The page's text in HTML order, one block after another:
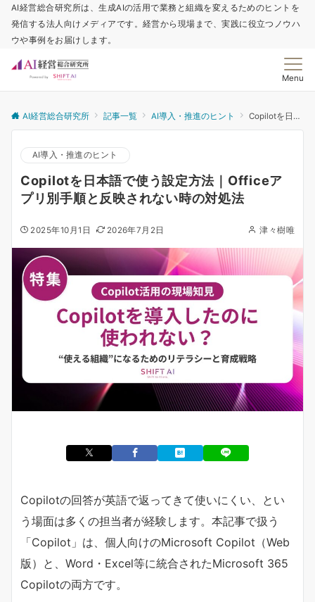
AI経営総合研究所は、生成AIの活用で業務と組織を変えるためのヒントを
発信する法人向けメディアです。経営から現場まで、実践に役立つノウハ
ウや事例をお届けします。
Menu
AI経営総合研究所 記事一覧 AI導入・推進のヒント Copilotを日本語で使う設定方法｜Officeアプリ別手順と反映されない時の対処法
AI導入・推進のヒント
Copilotを日本語で使う設定方法｜Officeア
プリ別手順と反映されない時の対処法
2025年10月1日 2026年7月2日 津々樹唯
Copilotの回答が英語で返ってきて使いにくい、とい
う場面は多くの担当者が経験します。本記事で扱う
「Copilot」は、個人向けのMicrosoft Copilot（Web
版）と、Word・Excel等に統合されたMicrosoft 365
Copilotの両方です。